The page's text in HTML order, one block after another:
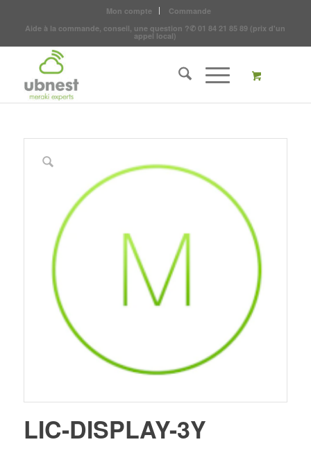
Mon compte
Commande
Aide à la commande, conseil, une question ?✆ 01 84 21 85 89 (prix d'un
appel local)
LIC-DISPLAY-3Y